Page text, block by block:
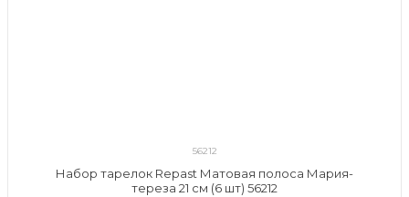
56212
Набор тарелок Repast Матовая полоса Мария-
тереза 21 см (6 шт) 56212